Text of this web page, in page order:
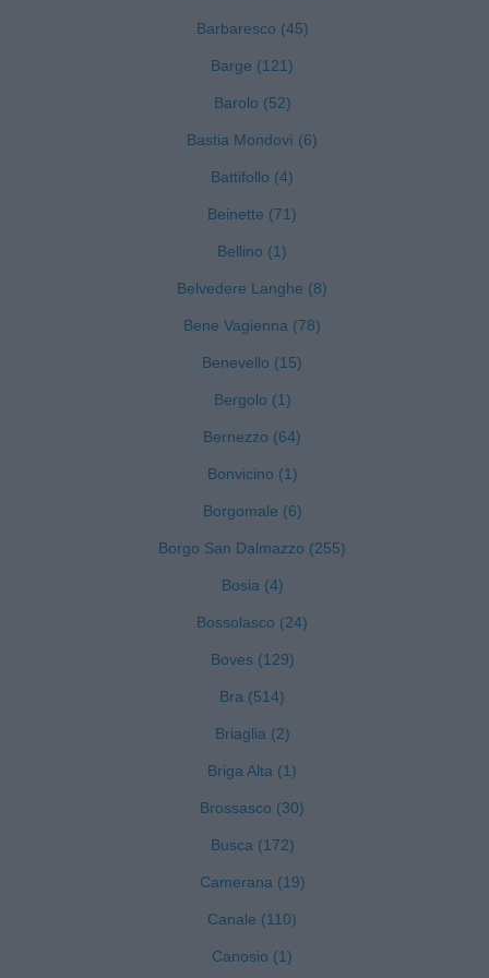
Barbaresco (45)
Barge (121)
Barolo (52)
Bastia Mondovì (6)
Battifollo (4)
Beinette (71)
Bellino (1)
Belvedere Langhe (8)
Bene Vagienna (78)
Benevello (15)
Bergolo (1)
Bernezzo (64)
Bonvicino (1)
Borgomale (6)
Borgo San Dalmazzo (255)
Bosia (4)
Bossolasco (24)
Boves (129)
Bra (514)
Briaglia (2)
Briga Alta (1)
Brossasco (30)
Busca (172)
Camerana (19)
Canale (110)
Canosio (1)